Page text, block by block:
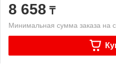
8 658 ₸
Минимальная сумма заказа на